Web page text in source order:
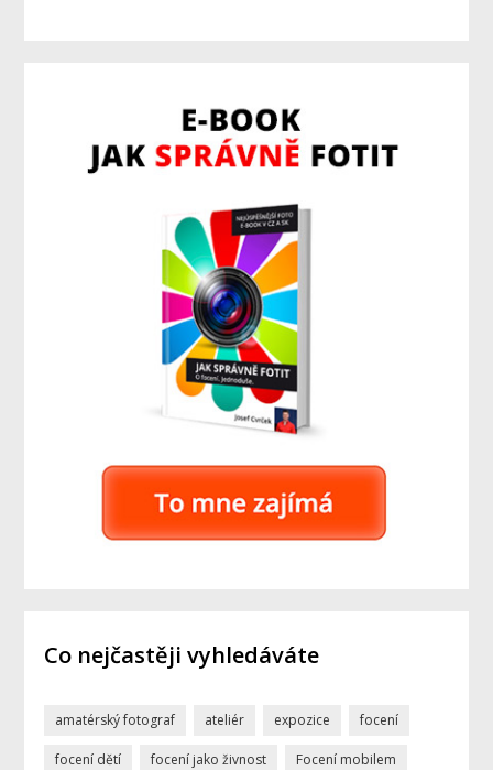
Co nejčastěji vyhledáváte
amatérský fotograf ateliér expozice focení
focení dětí focení jako živnost Focení mobilem